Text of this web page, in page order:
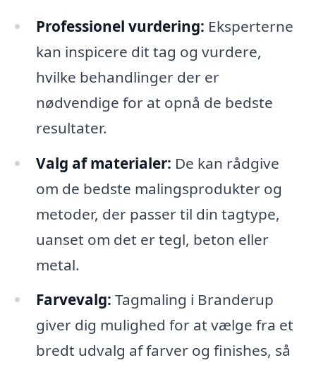
Professionel vurdering: Eksperterne
kan inspicere dit tag og vurdere,
hvilke behandlinger der er
nødvendige for at opnå de bedste
resultater.
Valg af materialer: De kan rådgive
om de bedste malingsprodukter og
metoder, der passer til din tagtype,
uanset om det er tegl, beton eller
metal.
Farvevalg: Tagmaling i Branderup
giver dig mulighed for at vælge fra et
bredt udvalg af farver og finishes, så